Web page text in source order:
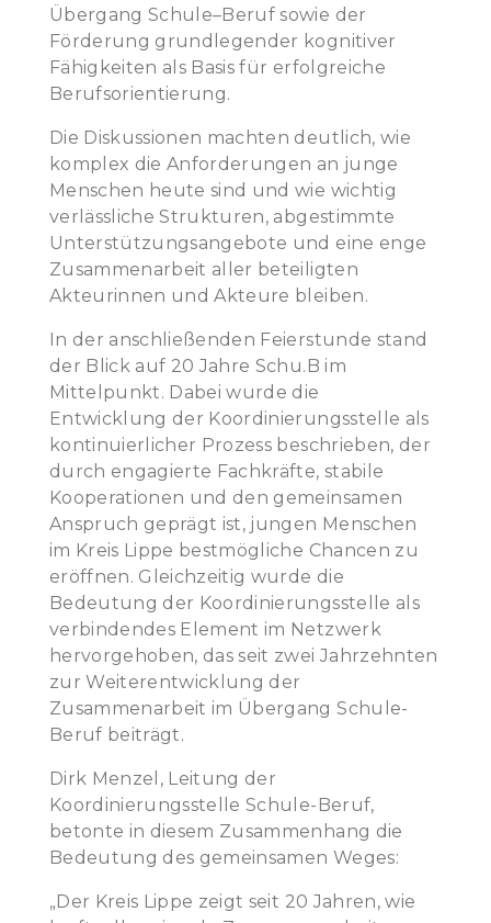
Übergang Schule–Beruf sowie der
Förderung grundlegender kognitiver
Fähigkeiten als Basis für erfolgreiche
Berufsorientierung.
Die Diskussionen machten deutlich, wie
komplex die Anforderungen an junge
Menschen heute sind und wie wichtig
verlässliche Strukturen, abgestimmte
Unterstützungsangebote und eine enge
Zusammenarbeit aller beteiligten
Akteurinnen und Akteure bleiben.
In der anschließenden Feierstunde stand
der Blick auf 20 Jahre Schu.B im
Mittelpunkt. Dabei wurde die
Entwicklung der Koordinierungsstelle als
kontinuierlicher Prozess beschrieben, der
durch engagierte Fachkräfte, stabile
Kooperationen und den gemeinsamen
Anspruch geprägt ist, jungen Menschen
im Kreis Lippe bestmögliche Chancen zu
eröffnen. Gleichzeitig wurde die
Bedeutung der Koordinierungsstelle als
verbindendes Element im Netzwerk
hervorgehoben, das seit zwei Jahrzehnten
zur Weiterentwicklung der
Zusammenarbeit im Übergang Schule-
Beruf beiträgt.
Dirk Menzel, Leitung der
Koordinierungsstelle Schule-Beruf,
betonte in diesem Zusammenhang die
Bedeutung des gemeinsamen Weges:
„Der Kreis Lippe zeigt seit 20 Jahren, wie